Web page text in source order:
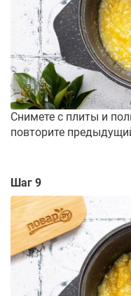
Снимете с плиты и
повторите
Шаг 9